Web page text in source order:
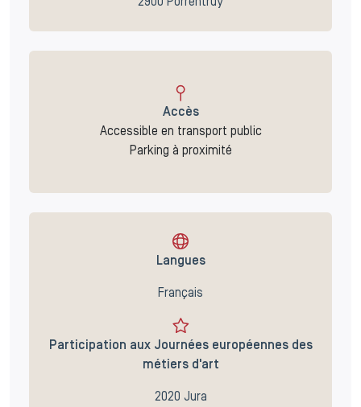
2900 Porrentruy
Accès
Accessible en transport public
Parking à proximité
Langues
Français
Participation aux Journées européennes des
métiers d'art
2020 Jura